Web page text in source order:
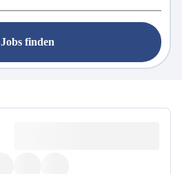
Jobs finden